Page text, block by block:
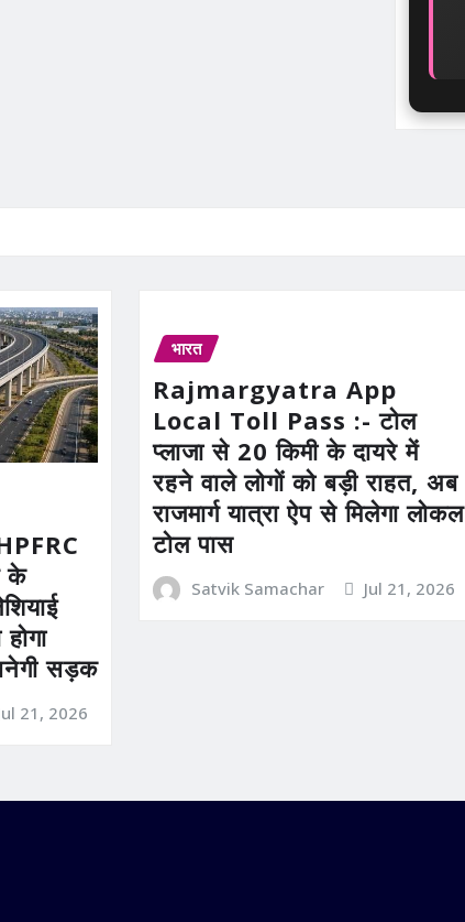
के
सड़क
21, 2026
भारत
Rajmargyatra App
Local Toll Pass :- टोल
प्लाजा से 20 किमी के दायरे में
रहने वाले लोगों को बड़ी राहत, अब
राजमार्ग यात्रा ऐप से मिलेगा लोकल
टोल पास
Satvik Samachar Jul 21, 2026